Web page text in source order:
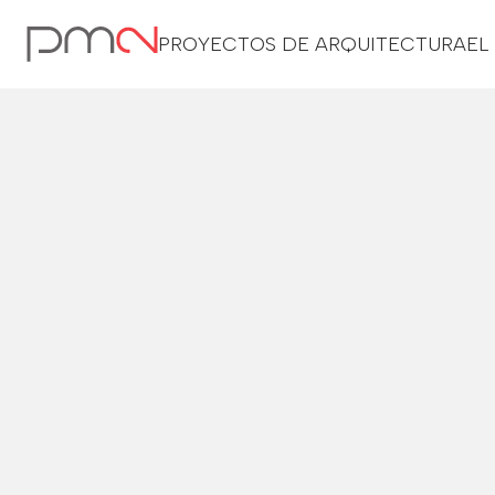
PROYECTOS DE ARQUITECTURAEL